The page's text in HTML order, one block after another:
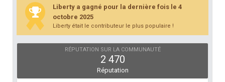
Liberty a gagné pour la dernière fois le 4
octobre 2025
Liberty était le contributeur le plus populaire !
RÉPUTATION SUR LA COMMUNAUTÉ
2 470
Réputation